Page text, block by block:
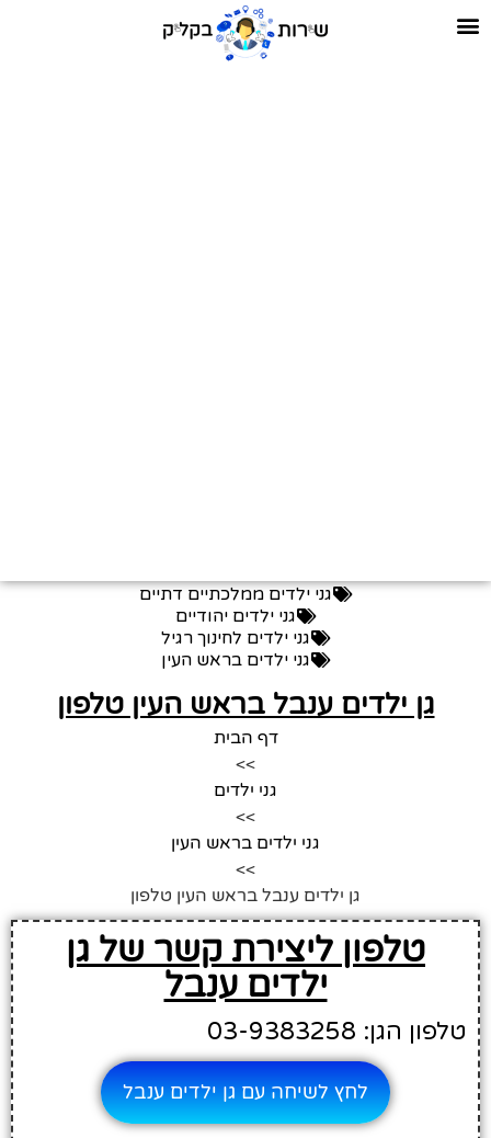
גני ילדים ממלכתיים דתיים
גני ילדים יהודיים
גני ילדים לחינוך רגיל
גני ילדים בראש העין
גן ילדים ענבל בראש העין טלפון
דף הבית
>>
גני ילדים
>>
גני ילדים בראש העין
>>
גן ילדים ענבל בראש העין טלפון
טלפון ליצירת קשר של גן
ילדים ענבל
טלפון הגן: 03-9383258
לחץ לשיחה עם גן ילדים ענבל